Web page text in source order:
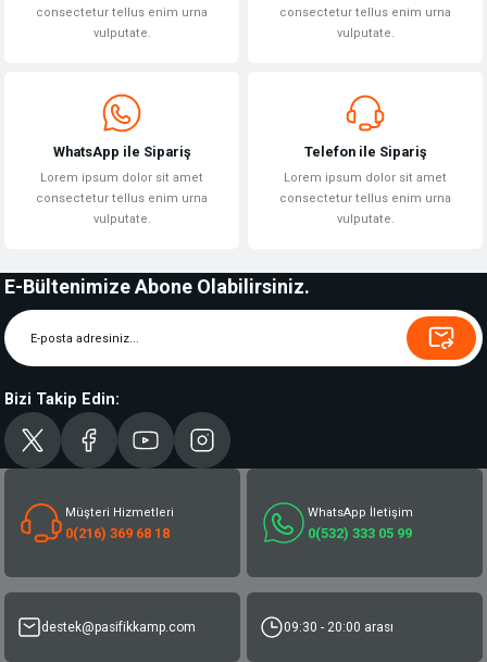
consectetur tellus enim urna
vulputate.
consectetur tellus enim urna
vulputate.
WhatsApp ile Sipariş
Lorem ipsum dolor sit amet
consectetur tellus enim urna
vulputate.
Telefon ile Sipariş
Lorem ipsum dolor sit amet
consectetur tellus enim urna
vulputate.
E-Bültenimize Abone Olabilirsiniz.
Bizi Takip Edin:
Müşteri Hizmetleri
0(216) 369 68 18
WhatsApp İletişim
0(532) 333 05 99
destek@pasifikkamp.com 09:30 - 20:00 arası